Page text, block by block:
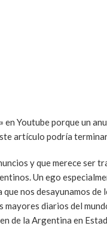
Youtube porque un
artículo podría
y que merece ser
Un ego
nos desayunamos
diarios del
de la Argentina en